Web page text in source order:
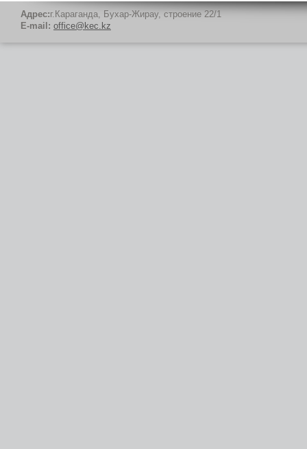
Адрес:г.Караганда, Бухар-Жирау, строение 22/1
E-mail: office@kec.kz